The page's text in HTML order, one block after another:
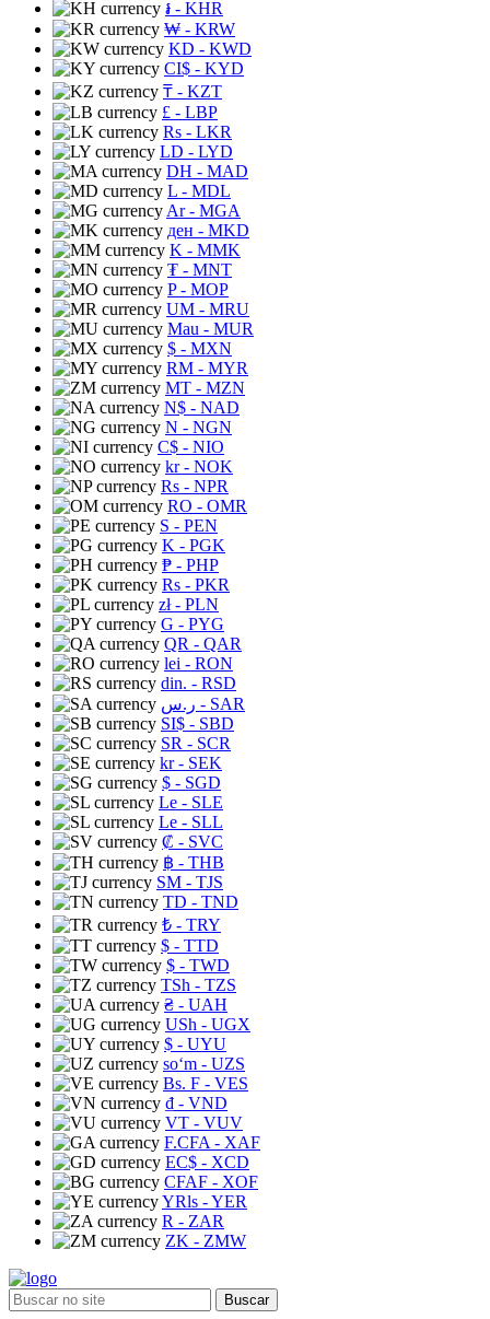
៛ - KHR
₩ - KRW
KD - KWD
CI$ - KYD
₸ - KZT
£ - LBP
Rs - LKR
LD - LYD
DH - MAD
L - MDL
Ar- MGA
ден - MKD
K - MMK
₮ - MNT
P- MOP
UM - MRU
Mau - MUR
$ - MXN
RM - MYR
MT - MZN
N$ - NAD
N - NGN
C$ - NIO
kr- NOK
Rs - NPR
RO - OMR
S - PEN
K - PGK
₱ - PHP
Rs - PKR
zł- PLN
G - PYG
QR - QAR
lei - RON
din. - RSD
ر.س - SAR
SI$ - SBD
SR - SCR
kr- SEK
$ - SGD
Le - SLE
Le - SLL
₡ - SVC
฿ - THB
ЅМ - TJS
TD - TND
₺ - TRY
$ - TTD
$ - TWD
TSh - TZS
₴ - UAH
USh - UGX
$ - UYU
soʻm - UZS
Bs. F - VES
₫ - VND
VT - VUV
F.CFA - XAF
EC$ - XCD
CFAF - XOF
YRls - YER
R - ZAR
ZK - ZMW
Buscar